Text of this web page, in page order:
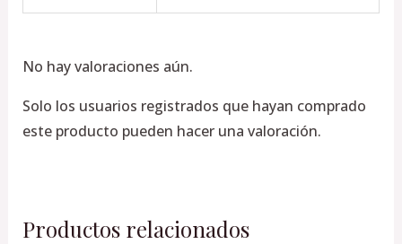
No hay valoraciones aún.
Solo los usuarios registrados que hayan comprado
este producto pueden hacer una valoración.
Productos relacionados